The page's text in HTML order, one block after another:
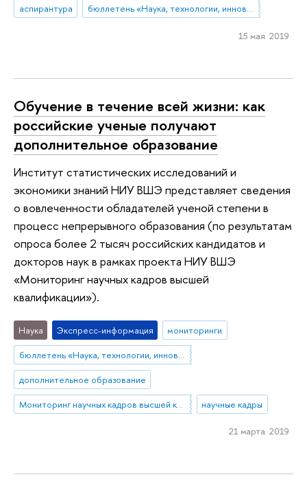
аспирантура бюллетень «Наука, технологии, инновации»
15 мая 2019
Обучение в течение всей жизни: как
российские ученые получают
дополнительное образование
Институт статистических исследований и
экономики знаний НИУ ВШЭ представляет сведения
о вовлеченности обладателей ученой степени в
процесс непрерывного образования (по результатам
опроса более 2 тысяч российских кандидатов и
докторов наук в рамках проекта НИУ ВШЭ
«Мониторинг научных кадров высшей
квалификации»).
Наука Экспресс-информация
мониторинги
бюллетень «Наука, технологии, инновации»
дополнительное образование
Мониторинг научных кадров высшей квалификации
научные кадры
21 марта 2019